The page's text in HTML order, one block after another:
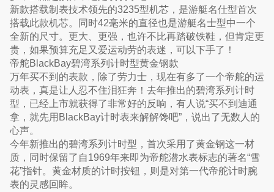
新款搭载制表技术领先的3235型机芯，是游艇名仕型首次
搭载此款机芯。同时42毫米的直径也是游艇名士型中一个
全新的尺寸。更大、更强，也许不比再踏破铁鞋，但肯定更
贵，如果预算充足又爱运动劳的表迷，可以下手了！
帝舵BlackBay碧湾系列计时型黄金钢款
万年买不到的表款，除了劳力士，现在有多了一个帝舵的运
动表，真是让人忍不住泪狂奔！去年推出的碧湾系列计时
型，已经上市就获得了非常好的反响，有人说“买不到迪通
拿，就先用BlackBay计时表来解解馋吧”，说出了无数人的
心声。
今年新推出的碧湾系列计时型，首次采用了黄金钢这一材
质，同时保留了自1969年来即为帝舵潜水表标志的著名“雪
花”指针。黄金材质的计时按钮，则是对第一代帝舵计时腕
表的灵感回眸。